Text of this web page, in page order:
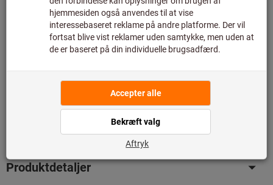
Kan leveres på 1-3 arbejdsdage
Bemærk venligst den forlængede leveringstid og den
begrænsede rådgivning:
den ikke er en del af vores hovedsortiment og derfor ikke
er på lager hos os.Info
Del artikel
Produktdetaljer